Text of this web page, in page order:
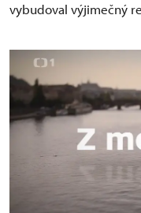
vybudoval výjimečný